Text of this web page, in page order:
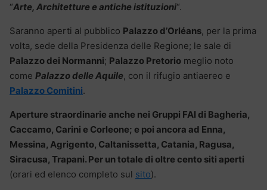
“Arte, Architetture e antiche istituzioni“.
Saranno aperti al pubblico Palazzo d’Orléans, per la prima
volta, sede della Presidenza delle Regione; le sale di
Palazzo dei Normanni; Palazzo Pretorio meglio noto
come Palazzo delle Aquile, con il rifugio antiaereo e
Palazzo Comitini.
Aperture straordinarie anche nei Gruppi FAI di Bagheria,
Caccamo, Carini e Corleone; e poi ancora ad Enna,
Messina, Agrigento, Caltanissetta, Catania, Ragusa,
Siracusa, Trapani. Per un totale di oltre cento siti aperti
(orari ed elenco completo sul sito).